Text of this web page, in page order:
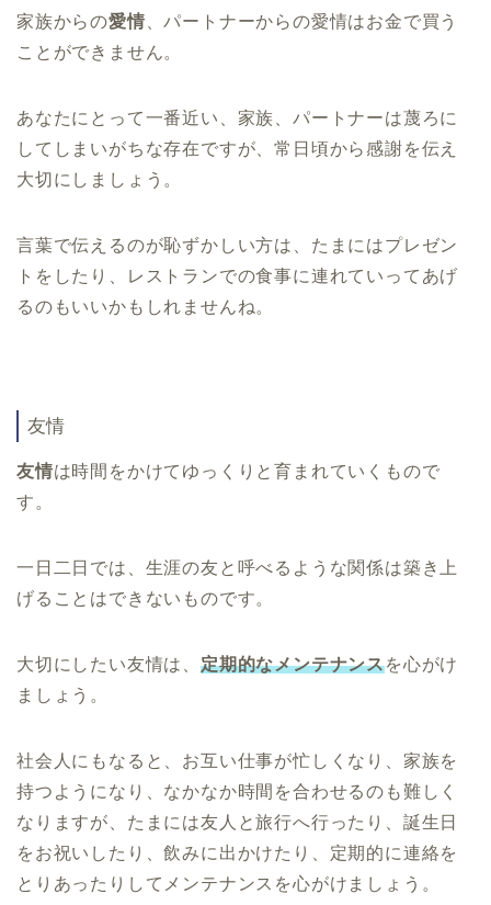
家族からの愛情 、パートナーからの愛情はお金で買う
ことができません。
あなたにとって一番近い、家族、パートナーは蔑ろに
してしまいがちな存在ですが、常日頃から感謝を伝え
大切にしましょう。
言葉で伝えるのが恥ずかしい方は、たまにはプレゼン
トをしたり、レストランでの食事に連れていってあげ
るのもいいかもしれませんね。
友情
友情は時間をかけてゆっくりと育まれていくもので
す。
一日二日では、生涯の友と呼べるような関係は築き上
げることはできないものです。
大切にしたい友情は、 定期的なメンテナンスを心がけ
ましょう。
社会人にもなると、お互い仕事が忙しくなり、家族を
持つようになり、なかなか時間を合わせるのも難しく
なりますが、たまには友人と旅行へ行ったり、誕生日
をお祝いしたり、飲みに出かけたり、定期的に連絡を
とりあったりしてメンテナンスを心がけましょう。